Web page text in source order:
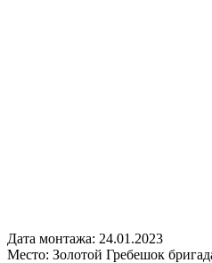
Дата монтажа: 24.01.2023
Место: Золотой Гребешок